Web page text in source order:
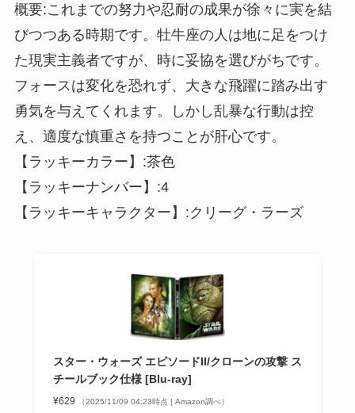
概要:これまでの努力や忍耐の成果が徐々に実を結
びつつある時期です。牡牛座の人は地に足をつけ
た現実主義者ですが、時に妥協を選びがちです。
フォースは変化を恐れず、大きな飛躍に踏み出す
勇気を与えてくれます。しかし乱暴な行動は控
え、適度な慎重さを持つことが肝心です。
【ラッキーカラー】:茶色
【ラッキーナンバー】:4
【ラッキーキャラクター】:クリーグ・ラーズ
スター・ウォーズ エピソードII/クローンの攻撃 ス
チールブック仕様 [Blu-ray]
¥629 （2025/11/09 04:23時点 | Amazon調べ）